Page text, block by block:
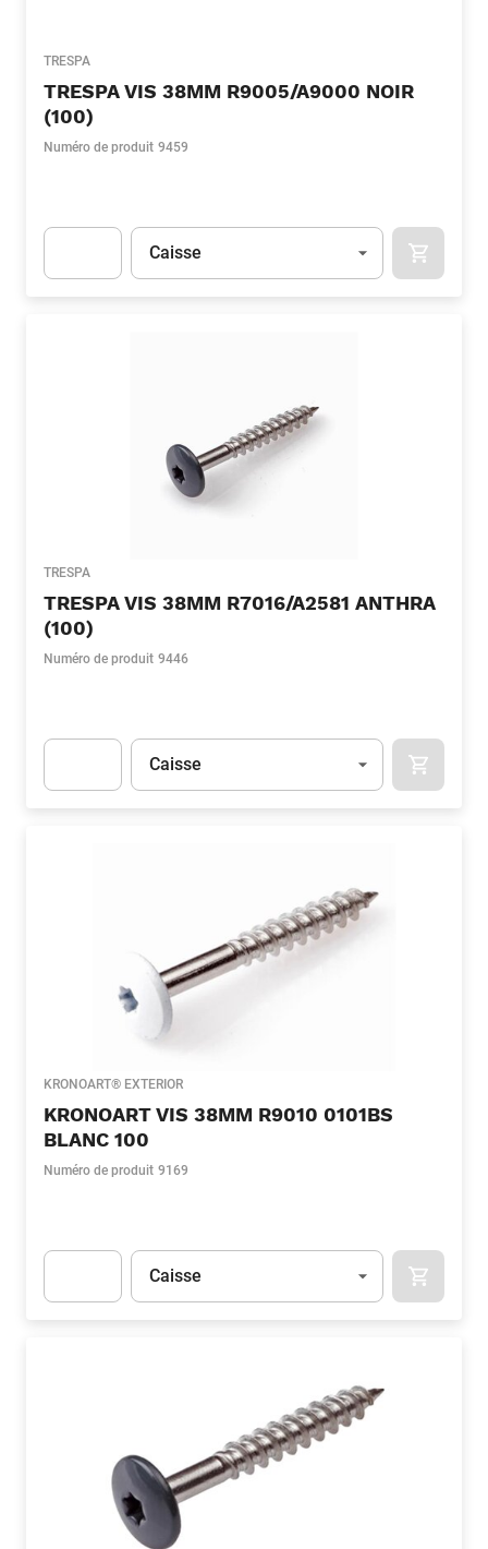
TRESPA
TRESPA VIS 38MM R9005/A9000 NOIR
(100)
Numéro de produit 9459
Unité
Caisse
TRESPA
TRESPA VIS 38MM R7016/A2581 ANTHRA
(100)
Numéro de produit 9446
Unité
Caisse
KRONOART® EXTERIOR
KRONOART VIS 38MM R9010 0101BS
BLANC 100
Numéro de produit 9169
Unité
Caisse